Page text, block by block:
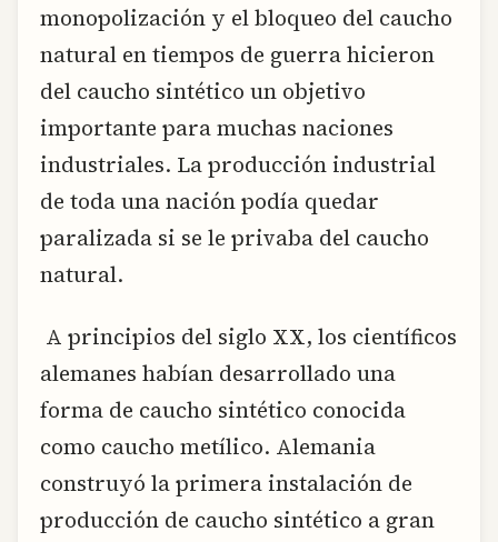
monopolización y el bloqueo del caucho
natural en tiempos de guerra hicieron
del caucho sintético un objetivo
importante para muchas naciones
industriales. La producción industrial
de toda una nación podía quedar
paralizada si se le privaba del caucho
natural.
A principios del siglo XX, los científicos
alemanes habían desarrollado una
forma de caucho sintético conocida
como caucho metílico. Alemania
construyó la primera instalación de
producción de caucho sintético a gran